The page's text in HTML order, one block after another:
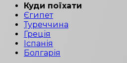
Куди поїхати
Єгипет
Туреччина
Греція
Іспанія
Болгарія